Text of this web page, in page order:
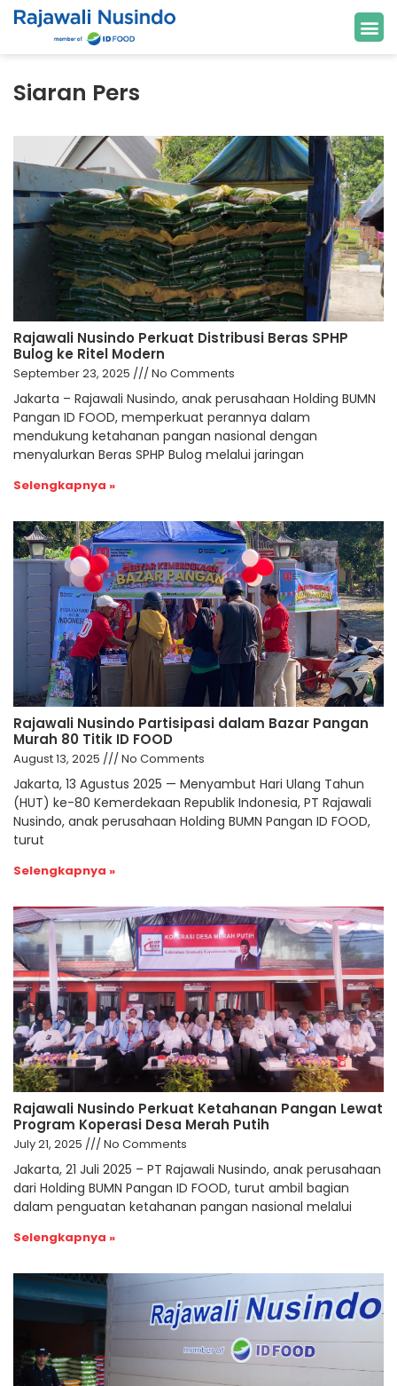
Siaran Pers
Rajawali Nusindo Perkuat Distribusi Beras SPHP
Bulog ke Ritel Modern
September 23, 2025 No Comments
Jakarta – Rajawali Nusindo, anak perusahaan Holding BUMN
Pangan ID FOOD, memperkuat perannya dalam
mendukung ketahanan pangan nasional dengan
menyalurkan Beras SPHP Bulog melalui jaringan
Selengkapnya »
Rajawali Nusindo Partisipasi dalam Bazar Pangan
Murah 80 Titik ID FOOD
August 13, 2025 No Comments
Jakarta, 13 Agustus 2025 — Menyambut Hari Ulang Tahun
(HUT) ke-80 Kemerdekaan Republik Indonesia, PT Rajawali
Nusindo, anak perusahaan Holding BUMN Pangan ID FOOD,
turut
Selengkapnya »
Rajawali Nusindo Perkuat Ketahanan Pangan Lewat
Program Koperasi Desa Merah Putih
July 21, 2025 No Comments
Jakarta, 21 Juli 2025 – PT Rajawali Nusindo, anak perusahaan
dari Holding BUMN Pangan ID FOOD, turut ambil bagian
dalam penguatan ketahanan pangan nasional melalui
Selengkapnya »